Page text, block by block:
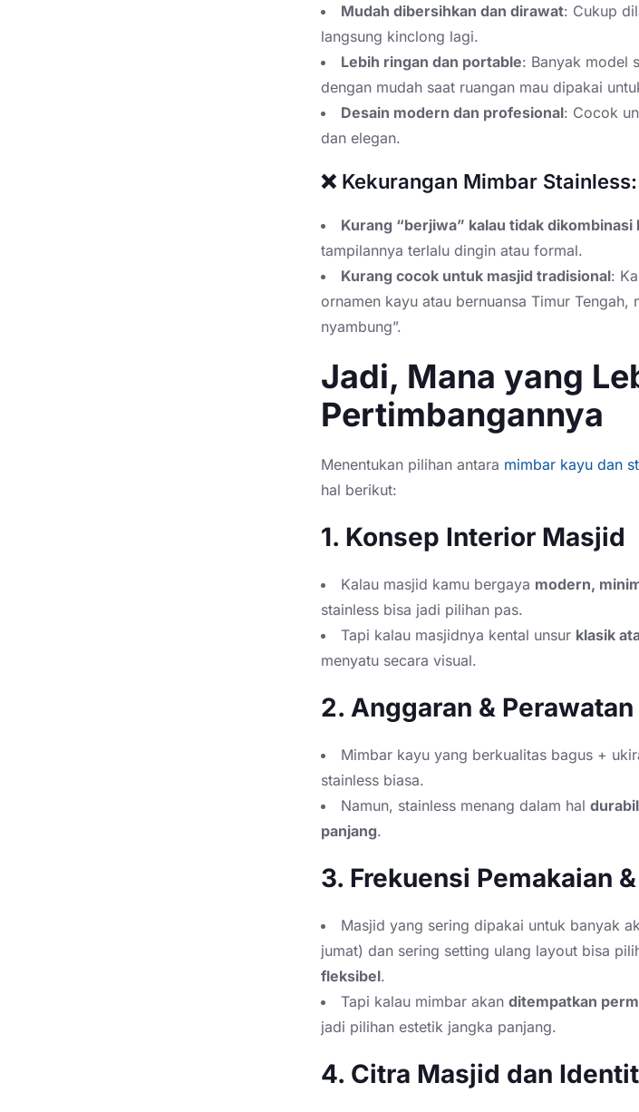
Mudah dibersihkan dan dirawat: Cukup
langsung kinclong lagi.
Lebih ringan dan portable: Banyak model
dengan mudah saat ruangan mau dipakai
Desain modern dan profesional: Cocok
dan elegan.
❌ Kekurangan Mimbar Stainless:
Kurang “berjiwa” kalau tidak dikombinasi
tampilannya terlalu dingin atau formal.
Kurang cocok untuk masjid tradisional:
ornamen kayu atau bernuansa Timur Tengah,
nyambung”.
Jadi, Mana yang
Pertimbangannya
Menentukan pilihan antara mimbar kayu dan
hal berikut:
1. Konsep Interior Masjid
Kalau masjid kamu bergaya modern,
stainless bisa jadi pilihan pas.
Tapi kalau masjidnya kental unsur klasik
menyatu secara visual.
2. Anggaran & Perawatan
Mimbar kayu yang berkualitas bagus +
stainless biasa.
Namun, stainless menang dalam hal
panjang.
3. Frekuensi Pemakaian
Masjid yang sering dipakai untuk banyak
jumat) dan sering setting ulang layout bisa
fleksibel.
Tapi kalau mimbar akan ditempatkan
jadi pilihan estetik jangka panjang.
4. Citra Masjid dan